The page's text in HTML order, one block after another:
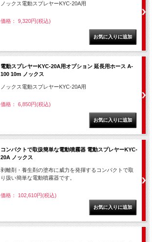
ノックス電動スプレヤーKYC-20A用
価格： 9,320円(税込)
電動スプレヤーKYC-20A用オプション 延長用ホース A-
100 10m ノックス
ノックス電動スプレヤーKYC-20A用
価格： 6,850円(税込)
コンパクトで取扱簡単な電動噴霧器 電動スプレヤーKYC-
20A ノックス
剥離剤・養生剤の塗布に威力を発揮するコンパクトで取
り扱い簡単な電動噴霧器です。
価格： 102,610円(税込)